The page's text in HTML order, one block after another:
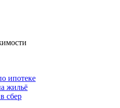
ипотеке
жильё
сбер